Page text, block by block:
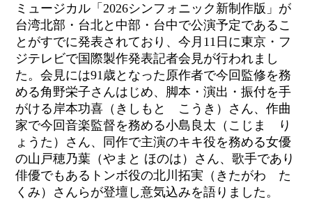
ミュージカル「2026シンフォニック新制作版」が
台湾北部・台北と中部・台中で公演予定であるこ
とがすでに発表されており、今月11日に東京・フ
ジテレビで国際製作発表記者会見が行われまし
た。会見には91歳となった原作者で今回監修を務
める角野栄子さんはじめ、脚本・演出・振付を手
がける岸本功喜（きしもと こうき）さん、作曲
家で今回音楽監督を務める小島良太（こじま り
ょうた）さん、同作で主演のキキ役を務める女優
の山戸穂乃葉（やまと ほのは）さん、歌手であり
俳優でもあるトンボ役の北川拓実（きたがわ た
くみ）さんらが登壇し意気込みを語りました。